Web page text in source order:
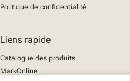
Politique de confidentialité
Liens rapide
Catalogue des produits
MarkOnline